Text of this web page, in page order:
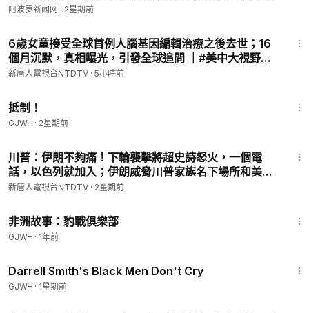
9
=
‣‣ 捐助新唐人 ►https://donation.ntdtv.com
‣‣ 商業合作 ►cn.ntdtv@gmail.com
‣‣ 訂閱新唐人電子快訊 ►
‣‣ 新唐人官方網站 ►
d=100093087758822&locale=zh_TW
‣‣ 推特 ► https://twitter.com/NTDChinese
‣‣ 電報 ►https://t.me/NTDChinese
‣‣ 翻牆軟件 ►https://git.io/fgp88
強竟無批示！王小洪異常現身更蹊蹺；習急於擺平核心
阿波罗新闻网 · 2星期前
6歲女童接受全球首例人腦基因編輯治療之後去世；16
個月沉默，真相曝光，引發全球追問 ｜#美中大視野
08/07/2026 #新唐人
新唐人電視台NTDTV · 5小時前
抵制！
GJW+ · 2星期前
川普：伊朗不夠痛！下輪襲擊將超史詩怒火，一個電
話，以色列就加入；伊朗威脅川普家族名下場所和美國
酒店；川普警告習黨魁和普京；萬國關稅再啟【全球新
新唐人電視台NTDTV · 2星期前
非洲故事：豹戰俱樂部
GJW+ · 1年前
Darrell Smith's Black Men Don't Cry
GJW+ · 1星期前